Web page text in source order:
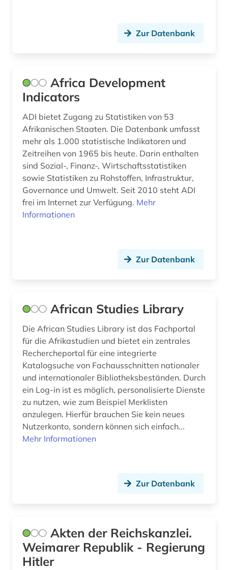
friedensethik (1)
friedrich (1)
förderpreis für deutsche wissenschaftler im g.
w. leibniz-programm (1)
führungskraft (1)
galloromanistik (1)
geisteswissenschaften (8)
gender (1)
georgien (2)
germanistik (1)
geschichte &lt;1688-2004&gt; (1)
geschichte &lt;1989-1993&gt; (1)
geschichte 1945-1991 (1)
geschichte 1991 (1)
geschichte 1993 (3)
Zur Datenbank
Africa Development
Indicators
ADI bietet Zugang zu Statistiken von 53
Afrikanischen Staaten. Die Datenbank umfasst
mehr als 1.000 statistische Indikatoren und
Zeitreihen von 1965 bis heute. Darin enthalten
sind Sozial-, Finanz-, Wirtschaftsstatistiken
sowie Statistiken zu Rohstoffen, Infrastruktur,
Governance und Umwelt. Seit 2010 steht ADI
frei im Internet zur Verfügung. Mehr
Informationen
Zur Datenbank
African Studies Library
Die African Studies Library ist das Fachportal
für die Afrikastudien und bietet ein zentrales
Rechercheportal für eine integrierte
Katalogsuche von Fachausschnitten nationaler
und internationaler Bibliotheksbeständen. Durch
ein Log-in ist es möglich, personalisierte Dienste
zu nutzen, wie zum Beispiel Merklisten
anzulegen. Hierfür brauchen Sie kein neues
Nutzerkonto, sondern können sich einfach...
Mehr Informationen
Zur Datenbank
Akten der Reichskanzlei.
Weimarer Republik - Regierung
Hitler